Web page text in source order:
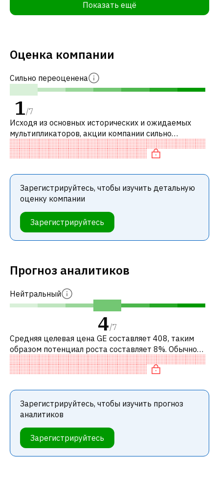
Показать ещё
Оценка компании
Сильно переоценена
1/7
Исходя из основных исторических и ожидаемых
мультипликаторов, акции компании сильно
переоценены по сравнению с аналогичными
компаниями. В частности, акция «дорогая» по P/
Зарегистрируйтесь, чтобы изучить детальную
оценку компании
Зарегистрируйтесь
Прогноз аналитиков
Нейтральный
4/7
Средняя целевая цена GE составляет 408, таким
образом потенциал роста составляет 8%. Обычно
это означает рекомендацию «ДЕРЖАТЬ» среди
инвестиционных компаний. Эта нейтрал
Зарегистрируйтесь, чтобы изучить прогноз
аналитиков
Зарегистрируйтесь